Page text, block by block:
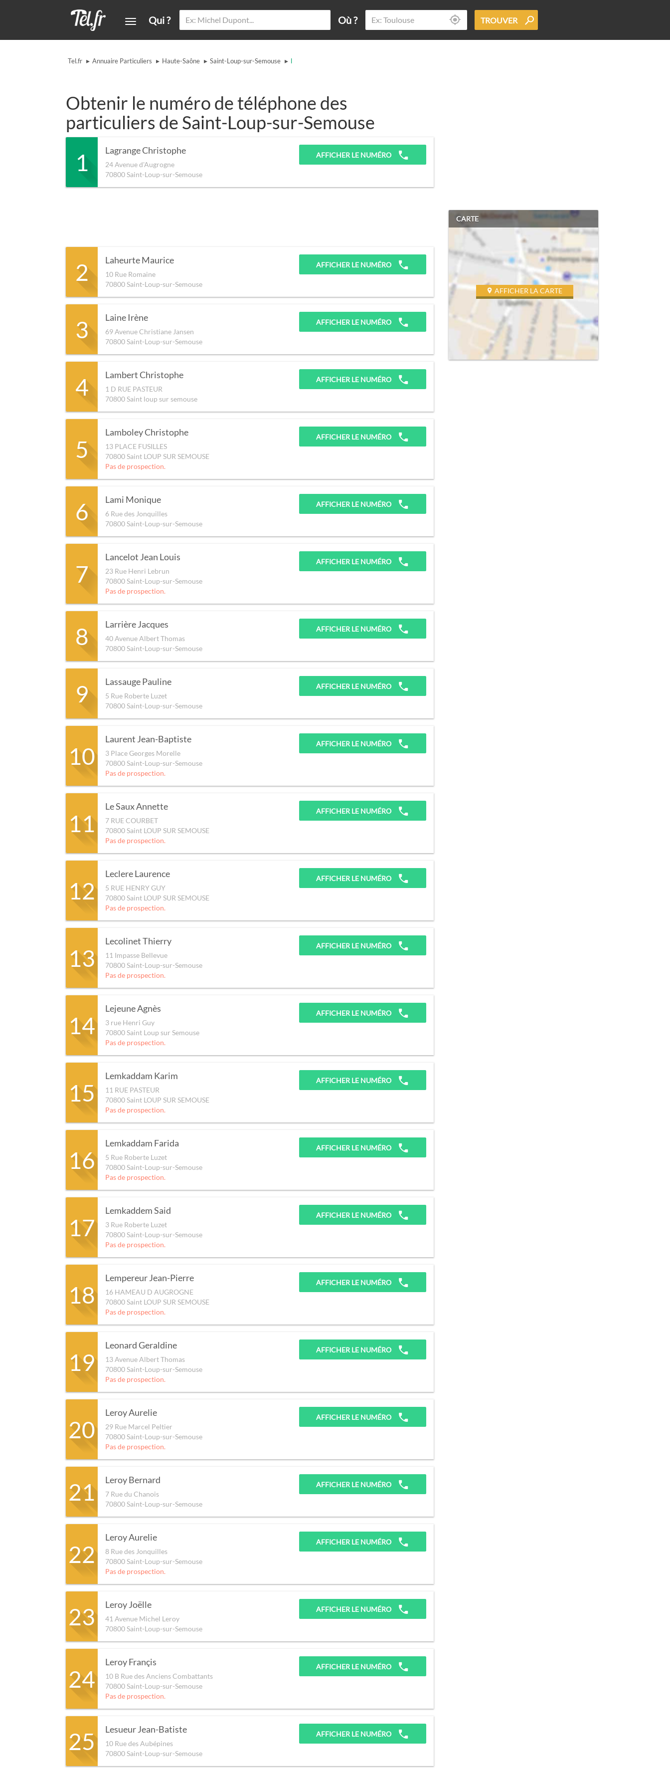
Qui ? Où ? TROUVER
Tel.fr ▸ Annuaire Particuliers ▸ Haute-Saône ▸ Saint-Loup-sur-Semouse ▸ l
Obtenir le numéro de téléphone des
particuliers de Saint-Loup-sur-Semouse
1 Lagrange Christophe
24 Avenue d'Augrogne
70800Saint-Loup-sur-Semouse
AFFICHER LE NUMÉRO
2 Laheurte Maurice
10 Rue Romaine
70800Saint-Loup-sur-Semouse
AFFICHER LE NUMÉRO
3 Laine Irène
69 Avenue Christiane Jansen
70800Saint-Loup-sur-Semouse
AFFICHER LE NUMÉRO
4 Lambert Christophe
1 D RUE PASTEUR
70800Saint loup sur semouse
AFFICHER LE NUMÉRO
5
Lamboley Christophe
13 PLACE FUSILLES
70800Saint LOUP SUR SEMOUSE
Pas de prospection.
AFFICHER LE NUMÉRO
6 Lami Monique
6 Rue des Jonquilles
70800Saint-Loup-sur-Semouse
AFFICHER LE NUMÉRO
7
Lancelot Jean Louis
23 Rue Henri Lebrun
70800Saint-Loup-sur-Semouse
Pas de prospection.
AFFICHER LE NUMÉRO
8 Larrière Jacques
40 Avenue Albert Thomas
70800Saint-Loup-sur-Semouse
AFFICHER LE NUMÉRO
9 Lassauge Pauline
5 Rue Roberte Luzet
70800Saint-Loup-sur-Semouse
AFFICHER LE NUMÉRO
10
Laurent Jean-Baptiste
3 Place Georges Morelle
70800Saint-Loup-sur-Semouse
Pas de prospection.
AFFICHER LE NUMÉRO
11
Le Saux Annette
7 RUE COURBET
70800Saint LOUP SUR SEMOUSE
Pas de prospection.
AFFICHER LE NUMÉRO
12
Leclere Laurence
5 RUE HENRY GUY
70800Saint LOUP SUR SEMOUSE
Pas de prospection.
AFFICHER LE NUMÉRO
13
Lecolinet Thierry
11 Impasse Bellevue
70800Saint-Loup-sur-Semouse
Pas de prospection.
AFFICHER LE NUMÉRO
14
Lejeune Agnès
3 rue Henri Guy
70800Saint Loup sur Semouse
Pas de prospection.
AFFICHER LE NUMÉRO
15
Lemkaddam Karim
11 RUE PASTEUR
70800Saint LOUP SUR SEMOUSE
Pas de prospection.
AFFICHER LE NUMÉRO
16
Lemkaddam Farida
5 Rue Roberte Luzet
70800Saint-Loup-sur-Semouse
Pas de prospection.
AFFICHER LE NUMÉRO
17
Lemkaddem Said
3 Rue Roberte Luzet
70800Saint-Loup-sur-Semouse
Pas de prospection.
AFFICHER LE NUMÉRO
18
Lempereur Jean-Pierre
16 HAMEAU D AUGROGNE
70800Saint LOUP SUR SEMOUSE
Pas de prospection.
AFFICHER LE NUMÉRO
19
Leonard Geraldine
13 Avenue Albert Thomas
70800Saint-Loup-sur-Semouse
Pas de prospection.
AFFICHER LE NUMÉRO
20
Leroy Aurelie
29 Rue Marcel Peltier
70800Saint-Loup-sur-Semouse
Pas de prospection.
AFFICHER LE NUMÉRO
21 Leroy Bernard
7 Rue du Chanois
70800Saint-Loup-sur-Semouse
AFFICHER LE NUMÉRO
22
Leroy Aurelie
8 Rue des Jonquilles
70800Saint-Loup-sur-Semouse
Pas de prospection.
AFFICHER LE NUMÉRO
23 Leroy Joëlle
41 Avenue Michel Leroy
70800Saint-Loup-sur-Semouse
AFFICHER LE NUMÉRO
24
Leroy Françis
10 B Rue des Anciens Combattants
70800Saint-Loup-sur-Semouse
Pas de prospection.
AFFICHER LE NUMÉRO
25 Lesueur Jean-Batiste
10 Rue des Aubépines
70800Saint-Loup-sur-Semouse
AFFICHER LE NUMÉRO
CARTE
AFFICHER LA CARTE